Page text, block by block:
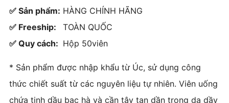
✅ Sản phẩm: HÀNG CHÍNH HÃNG
✅ Freeship:
TOÀN QUỐC
✅ Quy cách: Hộp 50viên
* Sản phẩm được nhập khẩu từ Úc, sử dụng công
thức chiết suất từ các nguyên liệu tự nhiên. Viên uống
chứa tinh dầu bạc hà và cần tây tan dần trong dạ dầy